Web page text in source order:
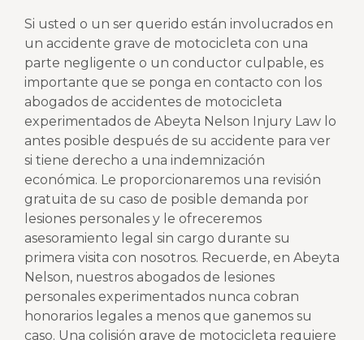
Si usted o un ser querido están involucrados en
un accidente grave de motocicleta con una
parte negligente o un conductor culpable, es
importante que se ponga en contacto con los
abogados de accidentes de motocicleta
experimentados de Abeyta Nelson Injury Law lo
antes posible después de su accidente para ver
si tiene derecho a una indemnización
económica. Le proporcionaremos una revisión
gratuita de su caso de posible demanda por
lesiones personales y le ofreceremos
asesoramiento legal sin cargo durante su
primera visita con nosotros. Recuerde, en Abeyta
Nelson, nuestros abogados de lesiones
personales experimentados nunca cobran
honorarios legales a menos que ganemos su
caso. Una colisión grave de motocicleta requiere